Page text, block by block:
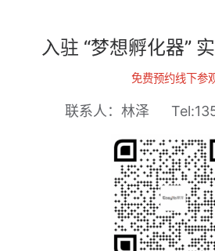
入驻 “梦想孵化器”
免费预约线下参
联系人：林泽